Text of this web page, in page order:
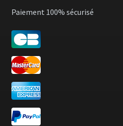
Paiement 100% sécurisé